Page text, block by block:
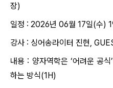
장)
일정 : 2026년 06월 17일(수)
강사 : 싱어송라이터 진현,
내용 : 양자역학은 ‘어려운 공
하는 방식(1H)